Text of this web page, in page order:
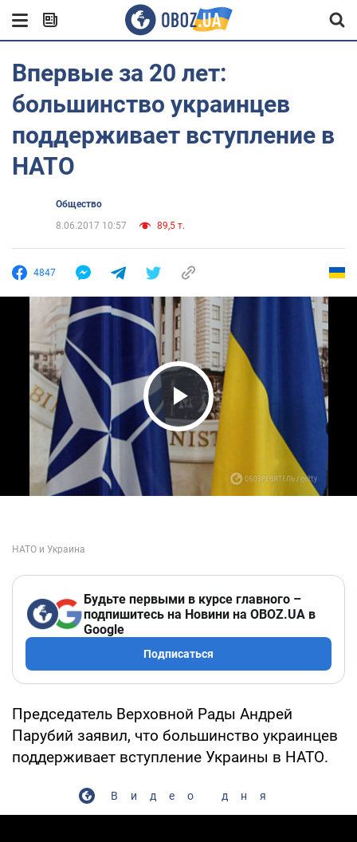
Впервые за 20 лет:
большинство украинцев
поддерживает вступление в
НАТО
Общество
8.06.2017 10:57
89,5 т.
4847
Play Video
Будьте первыми в курсе главного –
подпишитесь на Новини на OBOZ.UA в
Google
Подписаться
Председатель Верховной Рады Андрей
Парубий заявил, что большинство украинцев
поддерживает вступление Украины в НАТО.
Видео дня